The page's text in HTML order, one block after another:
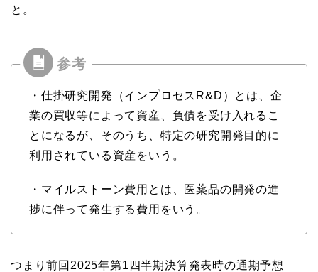
と。
・仕掛研究開発（インプロセスR&D）とは、企
業の買収等によって資産、負債を受け入れるこ
とになるが、そのうち、特定の研究開発目的に
利用されている資産をいう。
・マイルストーン費用とは、医薬品の開発の進
捗に伴って発生する費用をいう。
つまり前回2025年第1四半期決算発表時の通期予想